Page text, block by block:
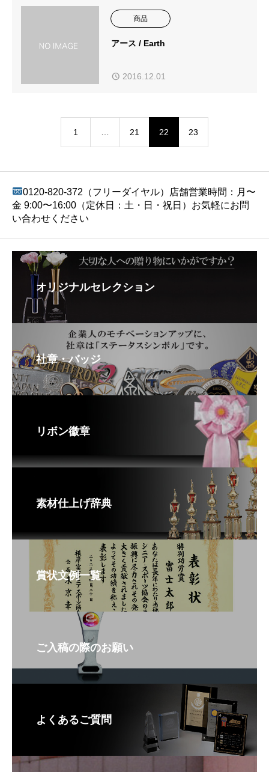
商品
アース / Earth
2016.12.01
1 21 22 23
0120-820-372（フリーダイヤル）店舗営業時間：月〜
金 9:00〜16:00（定休日：土・日・祝日）お気軽にお問
い合わせください
オリジナルセレクション
社章・バッジ
リボン徽章
素材仕上げ辞典
賞状文例一覧
ご入稿の際のお願い
よくあるご質問